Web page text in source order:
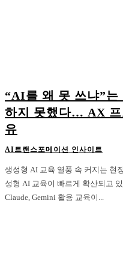
“AI를 왜 못 쓰냐”는
하지 못했다… AX 프
유
AI트랜스포메이션 인사이트
생성형 AI 교육 열풍 속 커지는 현장의 피로감 최근 국내
성형 AI 교육이 빠르게 확산되고
Claude, Gemini 활용 교육이...